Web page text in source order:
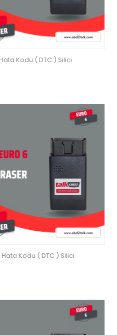
Kodu ( DTC ) Silici
Hata Kodu ( DTC ) Silici